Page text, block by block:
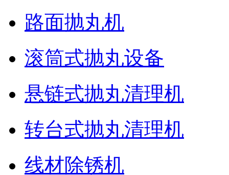
路面抛丸机
滚筒式抛丸设备
悬链式抛丸清理机
转台式抛丸清理机
线材除锈机